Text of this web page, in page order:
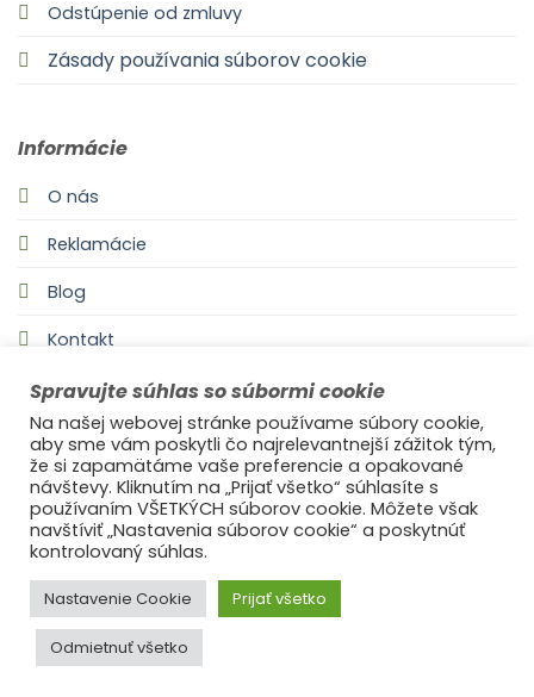
Odstúpenie od zmluvy
Zásady používania súborov cookie
Informácie
O nás
Reklamácie
Blog
Kontakt
©2021Ufonaut - Webcreation
© 2025
Spravujte súhlas so súbormi cookie
Na našej webovej stránke používame súbory cookie,
aby sme vám poskytli čo najrelevantnejší zážitok tým,
že si zapamätáme vaše preferencie a opakované
návštevy. Kliknutím na „Prijať všetko“ súhlasíte s
používaním VŠETKÝCH súborov cookie. Môžete však
navštíviť „Nastavenia súborov cookie“ a poskytnúť
kontrolovaný súhlas.
Nastavenie Cookie Prijať všetko
Odmietnuť všetko